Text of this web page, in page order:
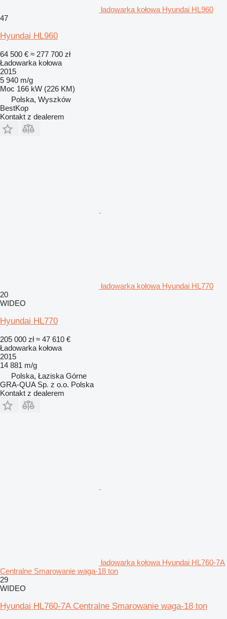
ładowarka kołowa Hyundai HL960
47
Hyundai HL960
64 500 € ≈ 277 700 zł
Ładowarka kołowa
2015
5 940 m/g
Moc 166 kW (226 KM)
Polska, Wyszków
BestKop
Kontakt z dealerem
ładowarka kołowa Hyundai HL770
20
WIDEO
Hyundai HL770
205 000 zł ≈ 47 610 €
Ładowarka kołowa
2015
14 881 m/g
Polska, Łaziska Górne
GRA-QUA Sp. z o.o. Polska
Kontakt z dealerem
ładowarka kołowa Hyundai HL760-7A
Centralne Smarowanie waga-18 ton
29
WIDEO
Hyundai HL760-7A Centralne Smarowanie waga-18 ton